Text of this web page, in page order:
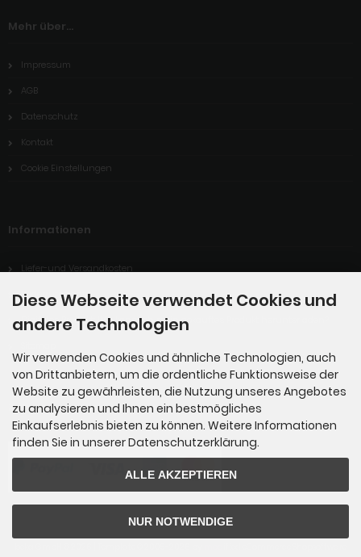
Mehr über...
Impressum
AGB
Datenschutz
Kontakt
Cookie Einstellungen
Informationen
Liefer-und Versandkosten
Widerrufsrecht
Digitales Produkt: Wie kann ich mein gekauftes Produkt herunterladen?
Zahlungsmethoden
Diese Webseite verwendet Cookies und
andere Technologien
Wir verwenden Cookies und ähnliche Technologien, auch
von Drittanbietern, um die ordentliche Funktionsweise der
Website zu gewährleisten, die Nutzung unseres Angebotes
zu analysieren und Ihnen ein bestmögliches
Einkaufserlebnis bieten zu können. Weitere Informationen
finden Sie in unserer Datenschutzerklärung.
ALLE AKZEPTIEREN
NUR NOTWENDIGE